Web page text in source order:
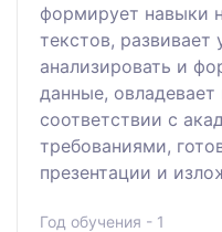
формирует навыки
текстов,
анализировать и
данные,
соответствии с
требованиями,
презентации и
Год обучения - 1